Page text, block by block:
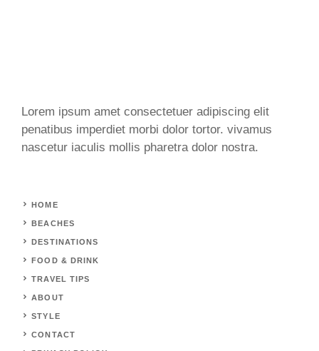
Lorem ipsum amet consectetuer adipiscing elit
penatibus imperdiet morbi dolor tortor. vivamus
nascetur iaculis mollis pharetra dolor nostra.
HOME
BEACHES
DESTINATIONS
FOOD & DRINK
TRAVEL TIPS
ABOUT
STYLE
CONTACT